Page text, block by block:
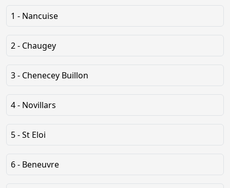
1 - Nancuise
2 - Chaugey
3 - Chenecey Buillon
4 - Novillars
5 - St Eloi
6 - Beneuvre